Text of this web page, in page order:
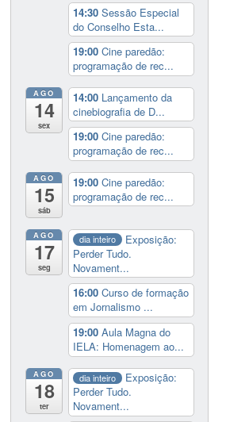
14:30Sessão Especial
do Conselho Esta...
19:00Cine paredão:
programação de rec...
AGO
14
sex
14:00 Lançamento da
cinebiografia de D...
19:00Cine paredão:
programação de rec...
AGO
15
sáb
19:00Cine paredão:
programação de rec...
AGO
17
seg
dia inteiro
Exposição:
Perder Tudo.
Novament...
16:00Curso de formação
em Jornalismo ...
19:00Aula Magna do
IELA: Homenagem ao...
AGO
18
ter
dia inteiro
Exposição:
Perder Tudo.
Novament...